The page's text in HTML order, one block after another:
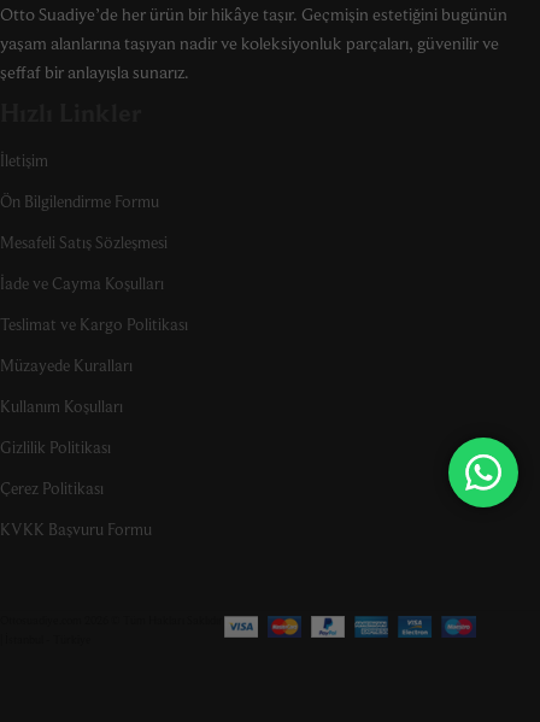
Otto Suadiye’de her ürün bir hikâye taşır. Geçmişin estetiğini bugünün
yaşam alanlarına taşıyan nadir ve koleksiyonluk parçaları, güvenilir ve
şeffaf bir anlayışla sunarız.
İletişim
Ön Bilgilendirme Formu
Mesafeli Satış Sözleşmesi
İade ve Cayma Koşulları
Teslimat ve Kargo Politikası
Müzayede Kuralları
Kullanım Koşulları
Gizlilik Politikası
Çerez Politikası
KVKK Başvuru Formu